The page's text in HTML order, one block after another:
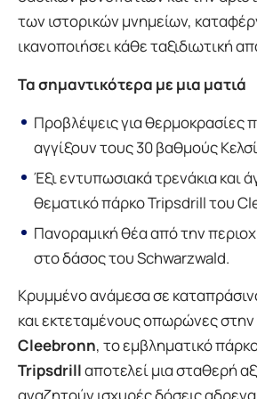
των ιστορικών μνημείων,
ικανοποιήσει κάθε ταξιδιωτική
Τα σημαντικότερα με μια ματιά
Προβλέψεις για θερμοκρασίες
αγγίξουν τους 30 βαθμούς
Έξι εντυπωσιακά τρενάκια και
θεματικό πάρκο Tripsdrill του
Πανοραμική θέα από την
στο δάσος του Schwarzwald.
Κρυμμένο ανάμεσα σε
και εκτεταμένους οπωρώνες
Cleebronn, το εμβληματικό
Tripsdrillαποτελεί μια σταθερή
αναζητούν ισχυρές δόσεις